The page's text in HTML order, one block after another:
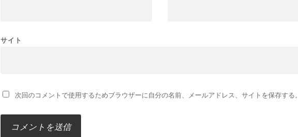
サイト
次回のコメントで使用するためブラウザーに自分の名前、メールアドレス、サイトを保存する。